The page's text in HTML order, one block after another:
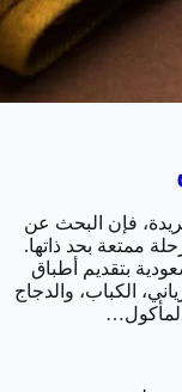
فإن البحث عن
ممتعة بحد ذاتها.
بتقديم أطباق
الكباب، والدجاج